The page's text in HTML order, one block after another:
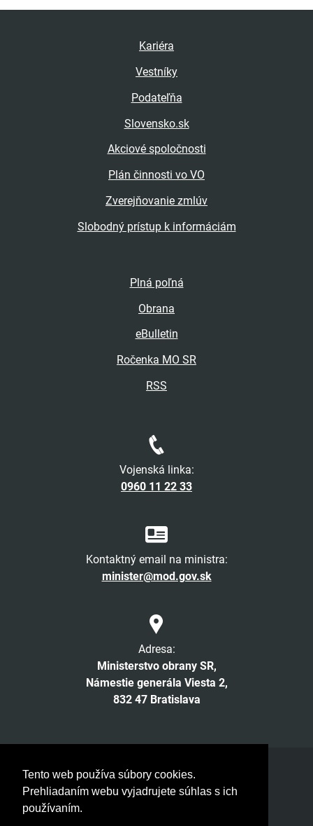
Tento web používa súbory cookies.
Prehliadaním webu vyjadrujete súhlas s ich
používaním.
Kariéra
Vestníky
Podateľňa
Slovensko.sk
Akciové spoločnosti
Plán činnosti vo VO
Zverejňovanie zmlúv
Slobodný prístup k informáciám
Plná poľná
Obrana
eBulletin
Ročenka MO SR
RSS
Vojenská linka:
0960 11 22 33
Kontaktný email na ministra:
minister@mod.gov.sk
Adresa:
Ministerstvo obrany SR,
Námestie generála Viesta 2,
832 47 Bratislava
Facebook
TwitterInstagram
YouTube